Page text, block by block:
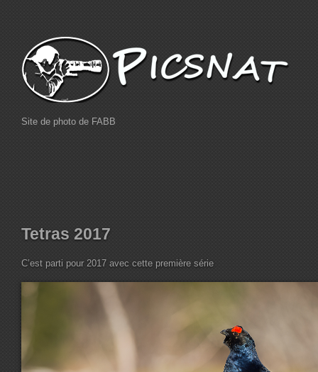
Site de photo de FABB
Tetras 2017
C’est parti pour 2017 avec cette première série